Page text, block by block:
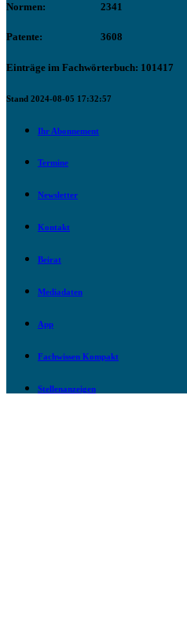
Normen: 2341
Patente: 3608
Einträge im Fachwörterbuch: 101417
Stand 2024-08-05 17:32:57
Ihr Abonnement
Termine
Newsletter
Kontakt
Beirat
Mediadaten
App
Fachwissen Kompakt
Stellenanzeigen